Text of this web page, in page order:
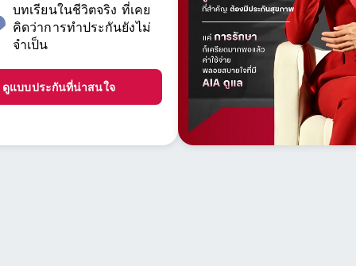
บทเรียนในชีวิตจริง ที่เคย
คิดว่าการทำประกันยังไม่
จำเป็น
ดูแบบประกันที่น่าสนใจ